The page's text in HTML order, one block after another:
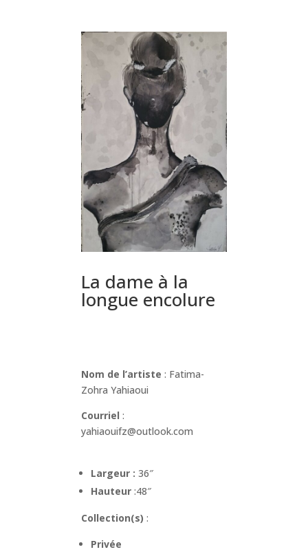
La dame à la
longue encolure
Nom de l’artiste : Fatima-
Zohra Yahiaoui
Courriel :
yahiaouifz@outlook.com
Largeur : 36″
Hauteur:48″
Collection(s) :
Privée